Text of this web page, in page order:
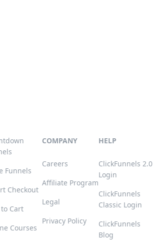
Funnels
Checkout
Cart
Courses
COMPANY
Careers
Affiliate Program
Legal
Privacy Policy
HELP
ClickFunnels 2.0
Login
ClickFunnels
Classic Login
ClickFunnels
Blog